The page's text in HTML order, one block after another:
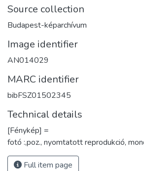
Source collection
Budapest-képarchívum
Image identifier
AN014029
MARC identifier
bibFSZ01502345
Technical details
[Fénykép] =
fotó :,poz., nyomtatott reprodukció,
Full item page